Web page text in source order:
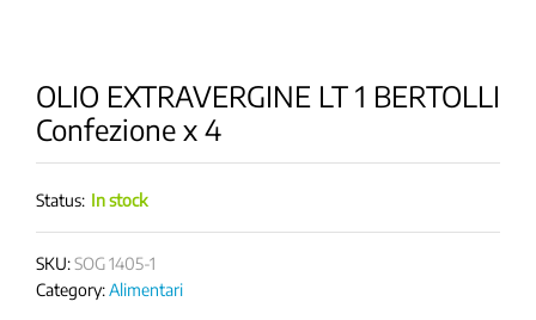
OLIO EXTRAVERGINE LT 1 BERTOLLI
Confezione x 4
Status: In stock
SKU:SOG 1405-1
Category:Alimentari